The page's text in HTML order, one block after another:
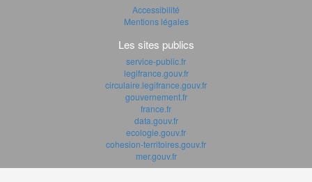
Accessibilité
Mentions légales
Les sites publics
service-public.fr
legifrance.gouv.fr
circulaire.legifrance.gouv.fr
gouvernement.fr
france.fr
data.gouv.fr
ecologie.gouv.fr
cohesion-territoires.gouv.fr
mer.gouv.fr